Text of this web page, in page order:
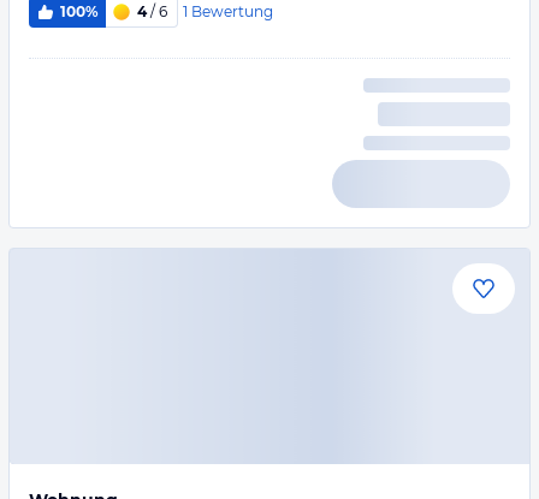
100% 4/ 6 1 Bewertung